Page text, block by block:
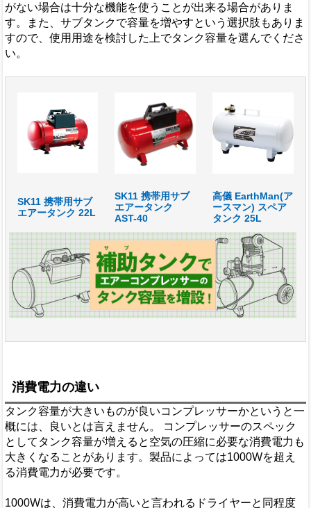
がない場合は十分な機能を使うことが出来る場合がありま
す。また、サブタンクで容量を増やすという選択肢もありま
すので、使用用途を検討した上でタンク容量を選んでくださ
い。
SK11 携帯用サブ
エアータンク 22L
SK11 携帯用サブ
エアータンク
AST-40
高儀 EarthMan(ア
ースマン) スペア
タンク 25L
消費電力の違い
タンク容量が大きいものが良いコンプレッサーかというと一
概には、良いとは言えません。 コンプレッサーのスペック
としてタンク容量が増えると空気の圧縮に必要な消費電力も
大きくなることがあります。製品によっては1000Wを超え
る消費電力が必要です。
1000Wは、消費電力が高いと言われるドライヤーと同程度